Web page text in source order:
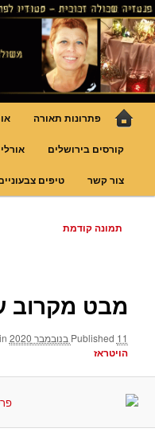
לדלג
לתוכן
פנטזיה –
לויטראז
גופי תאורה אומנותיים בעבודת
בויטראז ובפסיפס
תפריט
פתרונות תאורה
קורסים בירושלים
צור קשר טיפים
ניווט
תמונה קודמת
מבט מקרוב
Published 11 בנובמבר 2020
הויטראז